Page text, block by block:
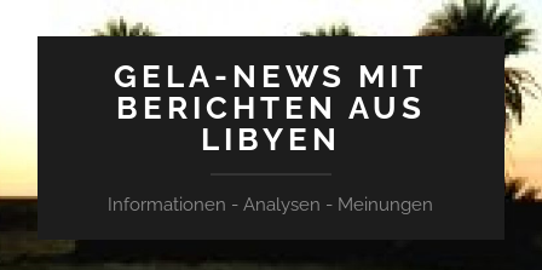
GELA-NEWS MIT
BERICHTEN AUS
LIBYEN
Informationen - Analysen - Meinungen